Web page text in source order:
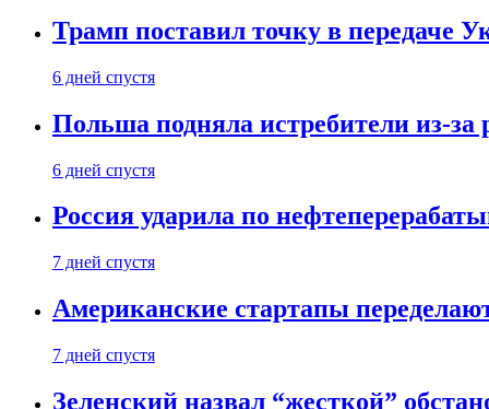
Трамп поставил точку в передаче
6 дней спустя
Польша подняла истребители из-за
6 дней спустя
Россия ударила по
7 дней спустя
Американские стартапы
7 дней спустя
Зеленский назвал “жесткой”